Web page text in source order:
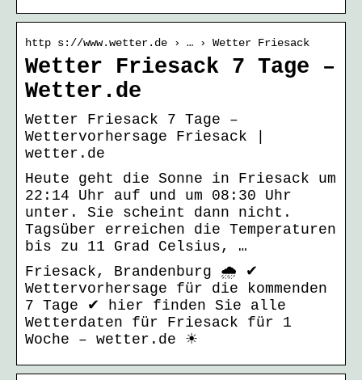
http s://www.wetter.de › … › Wetter Friesack
Wetter Friesack 7 Tage –
Wetter.de
Wetter Friesack 7 Tage –
Wettervorhersage Friesack |
wetter.de
Heute geht die Sonne in Friesack um
22:14 Uhr auf und um 08:30 Uhr
unter. Sie scheint dann nicht.
Tagsüber erreichen die Temperaturen
bis zu 11 Grad Celsius, …
Friesack, Brandenburg 🌧️ ✔
Wettervorhersage für die kommenden
7 Tage ✔ hier finden Sie alle
Wetterdaten für Friesack für 1
Woche – wetter.de ☀